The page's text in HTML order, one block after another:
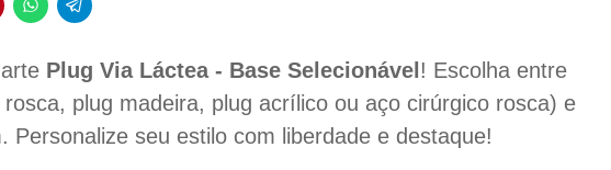
Plug Via Láctea - Base Selecionável ! Escolha entre
plug madeira, plug acrílico ou aço cirúrgico rosca) e
Personalize seu estilo com liberdade e destaque!